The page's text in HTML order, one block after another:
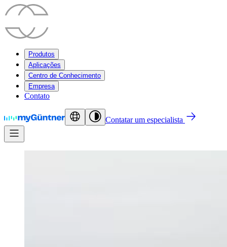
Produtos
Aplicações
Centro de Conhecimento
Empresa
Contato
Contatar um especialista